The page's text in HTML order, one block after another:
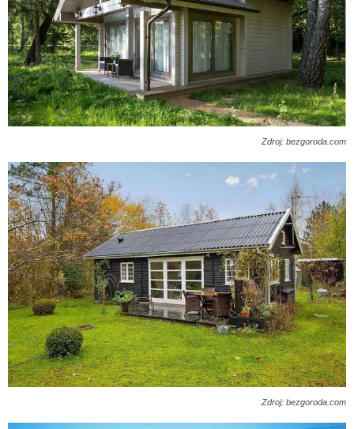
Zdroj: bezgoroda.com
Zdroj: bezgoroda.com